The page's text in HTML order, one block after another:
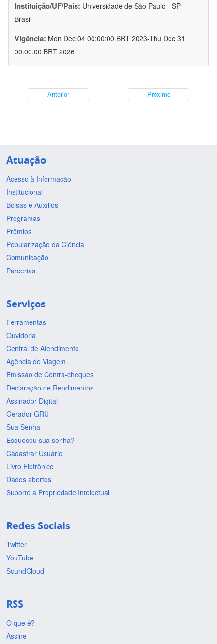
Instituição/UF/País: Universidade de São Paulo - SP -
Brasil
Vigência: Mon Dec 04 00:00:00 BRT 2023-Thu Dec 31
00:00:00 BRT 2026
Anterior Próximo
Atuação
Acesso à Informação
Institucional
Bolsas e Auxílios
Programas
Prêmios
Popularização da Ciência
Comunicação
Parcerias
Serviços
Ferramentas
Ouvidoria
Central de Atendimento
Agência de Viagem
Emissão de Contra-cheques
Declaração de Rendimentos
Assinador Digital
Gerador GRU
Sua Senha
Esqueceu sua senha?
Cadastrar Usuário
Livro Eletrônico
Dados abertos
Suporte a Propriedade Intelectual
Redes Sociais
Twitter
YouTube
SoundCloud
RSS
O que é?
Assine